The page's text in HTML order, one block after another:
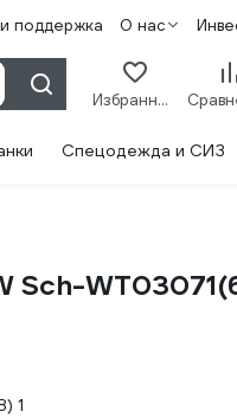
поддержка О нас
Избранное
Спецодежда и СИЗ
Sch-